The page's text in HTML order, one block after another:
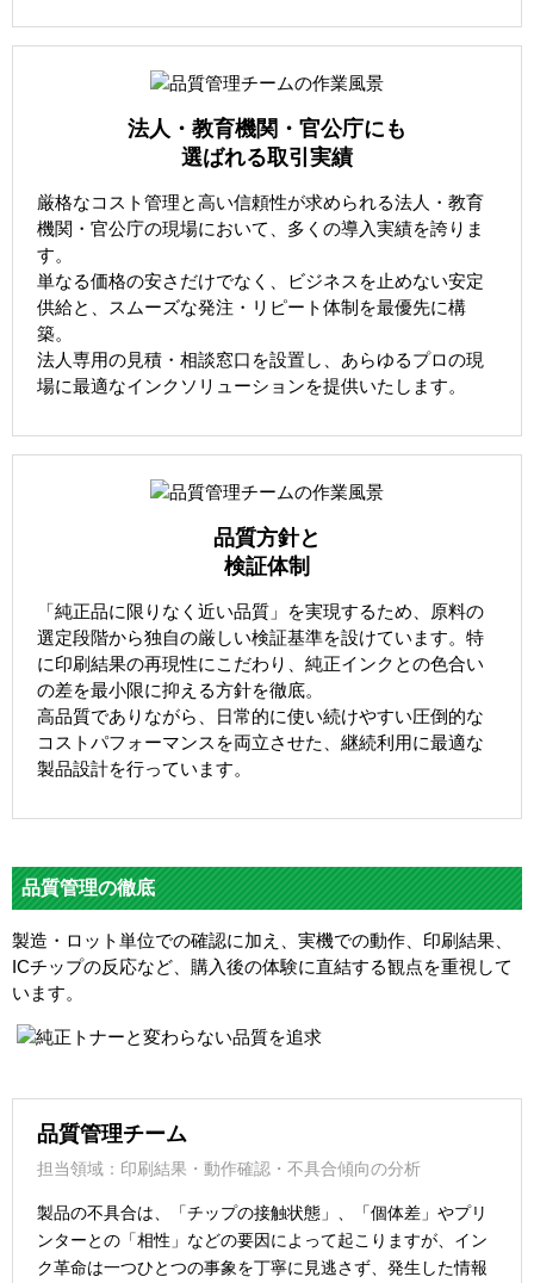
法人・教育機関・官公庁にも
選ばれる取引実績
厳格なコスト管理と高い信頼性が求められる法人・教育
機関・官公庁の現場において、多くの導入実績を誇りま
す。
単なる価格の安さだけでなく、ビジネスを止めない安定
供給と、スムーズな発注・リピート体制を最優先に構
築。
法人専用の見積・相談窓口を設置し、あらゆるプロの現
場に最適なインクソリューションを提供いたします。
品質方針と
検証体制
「純正品に限りなく近い品質」を実現するため、原料の
選定段階から独自の厳しい検証基準を設けています。特
に印刷結果の再現性にこだわり、純正インクとの色合い
の差を最小限に抑える方針を徹底。
高品質でありながら、日常的に使い続けやすい圧倒的な
コストパフォーマンスを両立させた、継続利用に最適な
製品設計を行っています。
品質管理の徹底
製造・ロット単位での確認に加え、実機での動作、印刷結果、
ICチップの反応など、購入後の体験に直結する観点を重視して
います。
品質管理チーム
担当領域：印刷結果・動作確認・不具合傾向の分析
製品の不具合は、「チップの接触状態」、「個体差」やプリ
ンターとの「相性」などの要因によって起こりますが、イン
ク革命は一つひとつの事象を丁寧に見逃さず、発生した情報